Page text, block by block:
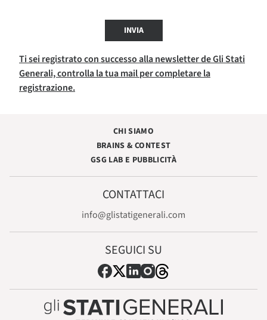
INVIA
Ti sei registrato con successo alla newsletter de Gli Stati
Generali, controlla la tua mail per completare la
registrazione.
CHI SIAMO
BRAINS & CONTEST
GSG LAB E PUBBLICITÀ
CONTATTACI
info@glistatigenerali.com
SEGUICI SU